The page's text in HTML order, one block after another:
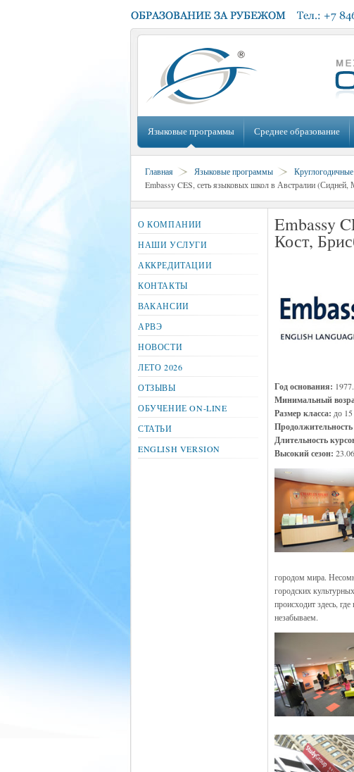
Языковые программы Среднее образование
Главная Языковые программы
Embassy CES, сеть языковых школ в Австралии (Сидней,
Embassy
Кост,
Год основания: 1977.
Минимальный
Размер класса: до
Продолжительность
Длительность
Высокий сезон:
городом мира.
городских
происходит здесь,
незабываем.
О КОМПАНИИ
НАШИ УСЛУГИ
АККРЕДИТАЦИИ
КОНТАКТЫ
ВАКАНСИИ
АРВЭ
НОВОСТИ
ЛЕТО 2026
ОТЗЫВЫ
ОБУЧЕНИЕ ON-LINE
СТАТЬИ
ENGLISH VERSION